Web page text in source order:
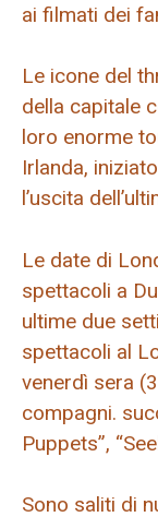
ai filmati dei
Le icone del
della capitale
loro enorme
Irlanda,
l’uscita
Le date di
spettacoli a
ultime due
spettacoli al
venerdì sera
compagni.
Puppets”,
Sono saliti di